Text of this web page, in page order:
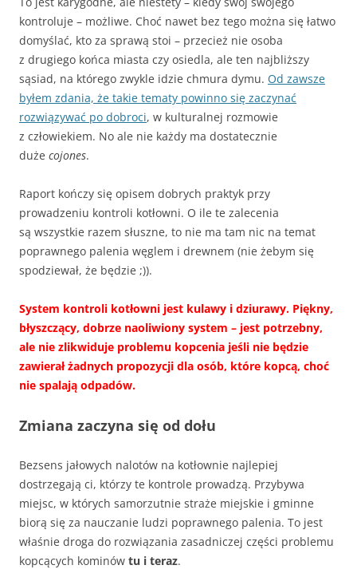
kontroluje – możliwe. Choć nawet bez tego można się łatwo
domyślać, kto za sprawą stoi – przecież nie osoba
z drugiego końca miasta czy osiedla, ale ten najbliższy
sąsiad, na którego zwykle idzie chmura dymu. Od zawsze
byłem zdania, że takie tematy powinno się zaczynać
rozwiązywać po dobroci, w kulturalnej rozmowie
z człowiekiem. No ale nie każdy ma dostatecznie
duże cojones.
Raport kończy się opisem dobrych praktyk przy
prowadzeniu kontroli kotłowni. O ile te zalecenia
są wszystkie razem słuszne, to nie ma tam nic na temat
poprawnego palenia węglem i drewnem (nie żebym się
spodziewał, że będzie ;)).
System kontroli kotłowni jest kulawy i dziurawy. Piękny,
błyszczący, dobrze naoliwiony system – jest potrzebny,
ale nie zlikwiduje problemu kopcenia jeśli nie będzie
zawierał żadnych propozycji dla osób, które kopcą, choć
nie spalają odpadów.
Zmiana zaczyna się od dołu
Bezsens jałowych nalotów na kotłownie najlepiej
dostrzegają ci, którzy te kontrole prowadzą. Przybywa
miejsc, w których samorzutnie straże miejskie i gminne
biorą się za nauczanie ludzi poprawnego palenia. To jest
właśnie droga do rozwiązania zasadniczej części problemu
kopcących kominów tu i teraz.